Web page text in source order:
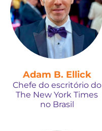
Adam B. Ellick
Chefe do escritório do
The New York Times
no Brasil